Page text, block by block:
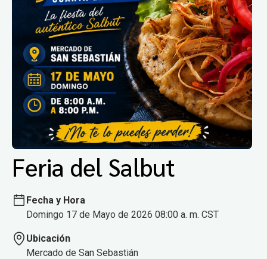
Feria del Salbut
Fecha y Hora
Domingo 17 de Mayo de 2026 08:00 a. m. CST
Ubicación
Mercado de San Sebastián